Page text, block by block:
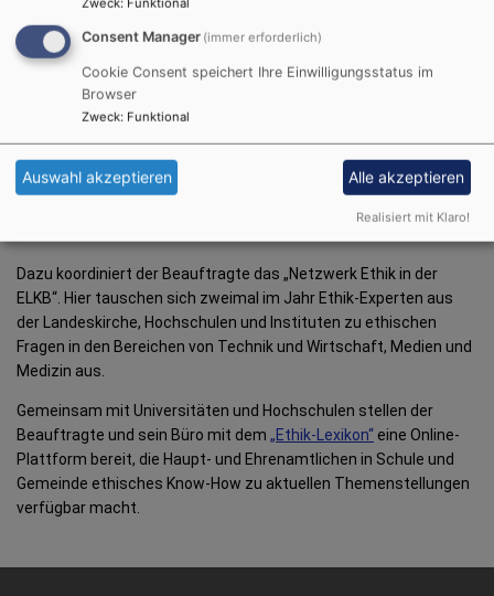
auch einer nachhaltigen Energieversorgung kooperieren der
Beauftragte und sein Büro mit anderen Fachstellen und
Einrichtungen, um ethische Urteilsbildung zu fördern.
Der Landeskirchliche Beauftragte für Ethik im Dialog mit
Kirchengemeinden, kirchliche Einrichtungen und die
Kirchenleitung in ethischen Grundsatzfragen aus
den Forschungs- und Anwendungsbereichen von Technologie
Dazu koordiniert der Beauftragte das „Netzwerk Ethik in der
ELKB“. Hier tauschen sich zweimal im Jahr Ethik-Experten aus
der Landeskirche, Hochschulen und Instituten zu ethischen
Fragen in den Bereichen von Technik und Wirtschaft, Medien und
Medizin aus.
Gemeinsam mit Universitäten und Hochschulen stellen der
Beauftragte und sein Büro mit dem „Ethik-Lexikon“ eine Online-
Plattform bereit, die Haupt- und Ehrenamtlichen in Schule und
Gemeinde ethisches Know-How zu aktuellen Themenstellungen
verfügbar macht.
Consent Manager (immer erforderlich)
Cookie Consent speichert Ihre Einwilligungsstatus im
Browser
Zweck: Funktional
Auswahl akzeptieren Alle akzeptieren
Realisiert mit Klaro!